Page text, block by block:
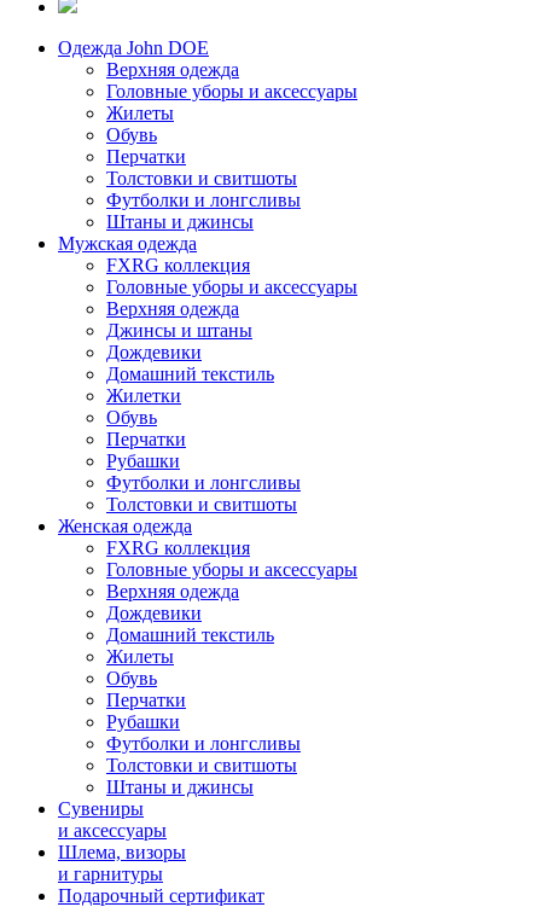
Одежда John DOE
Верхняя одежда
Головные уборы и аксессуары
Жилеты
Обувь
Перчатки
Толстовки и свитшоты
Футболки и лонгсливы
Штаны и джинсы
Мужская одежда
FXRG коллекция
Головные уборы и аксессуары
Верхняя одежда
Джинсы и штаны
Дождевики
Домашний текстиль
Жилетки
Обувь
Перчатки
Рубашки
Футболки и лонгсливы
Толстовки и свитшоты
Женская одежда
FXRG коллекция
Головные уборы и аксессуары
Верхняя одежда
Дождевики
Домашний текстиль
Жилеты
Обувь
Перчатки
Рубашки
Футболки и лонгсливы
Толстовки и свитшоты
Штаны и джинсы
Сувениры
и аксессуары
Шлема, визоры
и гарнитуры
Подарочный сертификат